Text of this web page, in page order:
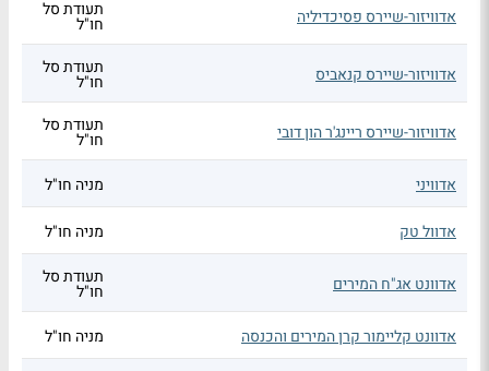
אדוויזור-שיירס פסיכדיליה תעודת סל
חו"ל
אדוויזור-שיירס קנאביס תעודת סל
חו"ל
אדוויזור-שיירס ריינג'ר הון דובי תעודת סל
חו"ל
אדוויני
מניה חו"ל
אדוול טק מניה חו"ל
אדוונט אג"ח המירים תעודת סל
חו"ל
אדוונט קליימור קרן המירים והכנסה
מניה חו"ל